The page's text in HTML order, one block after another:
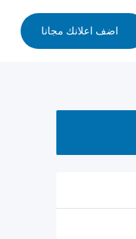
اضف اعلانك مجانا